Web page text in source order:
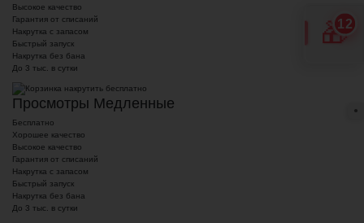
Высокое качество
Гарантия от списаний
Накрутка с запасом
Быстрый запуск
Накрутка без бана
До 3 тыс. в сутки
накрутить бесплатно
Просмотры Медленные
Бесплатно
Хорошее качество
Высокое качество
Гарантия от списаний
Накрутка с запасом
Быстрый запуск
Накрутка без бана
До 3 тыс. в сутки
🎁
12
●